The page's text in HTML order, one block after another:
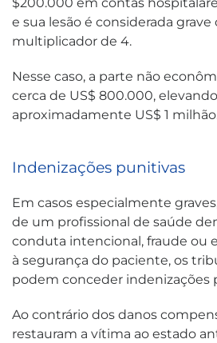
$200.000 em contas
e sua lesão é considerada
multiplicador de 4.
Nesse caso, a parte não
cerca de US$ 800.000,
aproximadamente US$ 1
Indenizações punitivas
Em casos especialmente
de um profissional de saúde
conduta intencional, fraude ou
à segurança do paciente, os
podem conceder indenizações
Ao contrário dos danos
restauram a vítima ao estado